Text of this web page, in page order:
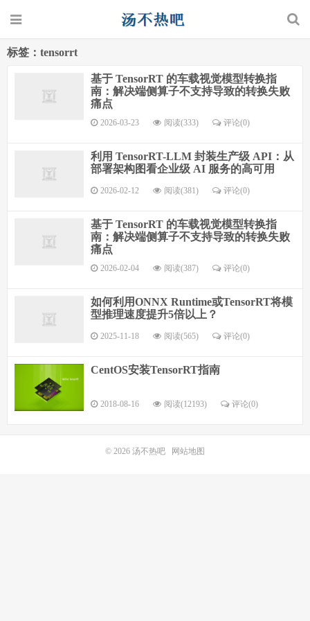
标签：tensorrt
基于 TensorRT 的车载视觉模型转换指
南：解决端侧算子不支持导致的转换失败
痛点
2026-03-23 阅读(333) 评论(0)
利用 TensorRT-LLM 封装生产级 API：从
部署架构图看企业级 AI 服务的高可用
2026-02-12 阅读(381) 评论(0)
基于 TensorRT 的车载视觉模型转换指
南：解决端侧算子不支持导致的转换失败
痛点
2026-02-04 阅读(387) 评论(0)
如何利用ONNX Runtime或TensorRT将模
型推理速度提升5倍以上？
2025-11-18 阅读(565) 评论(0)
CentOS安装TensorRT指南
2018-08-16 阅读(12193) 评论(0)
© 2026 汤不热吧 网站地图